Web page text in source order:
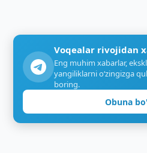
Voqealar rivojidan
Eng muhim xabarlar,
yangiliklarni o‘zingizga
boring.
Obuna